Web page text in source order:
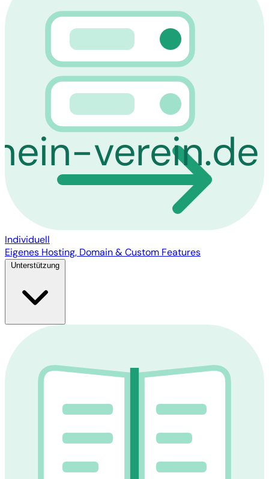
verein.de
Individuell
Eigenes Hosting, Domain & Custom Features
Unterstützung